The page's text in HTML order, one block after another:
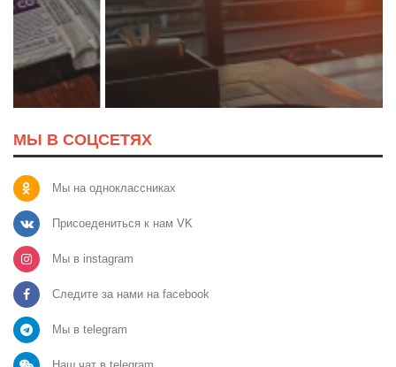
МЫ В СОЦСЕТЯХ
Мы на одноклассниках
Присоедениться к нам VK
Мы в instagram
Следите за нами на facebook
Мы в telegram
Наш чат в telegram